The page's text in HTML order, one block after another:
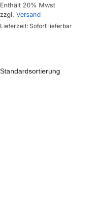
Enthält 20% Mwst
zzgl. Versand
Lieferzeit: Sofort lieferbar